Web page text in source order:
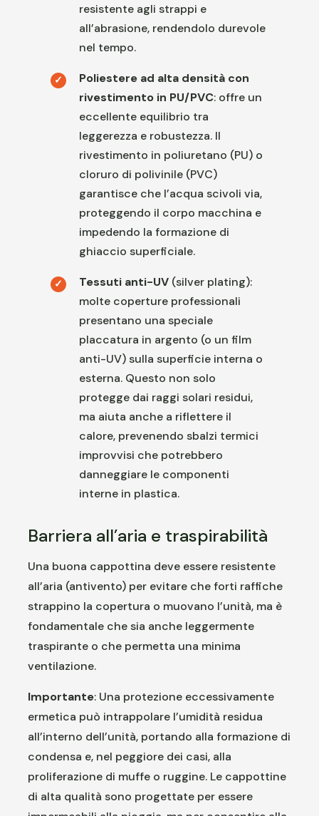
resistente agli strappi e
all’abrasione, rendendolo durevole
nel tempo.
Poliestere ad alta densità con
rivestimento in PU/PVC: offre un
eccellente equilibrio tra
leggerezza e robustezza. Il
rivestimento in poliuretano (PU) o
cloruro di polivinile (PVC)
garantisce che l’acqua scivoli via,
proteggendo il corpo macchina e
impedendo la formazione di
ghiaccio superficiale.
Tessuti anti-UV (silver plating):
molte coperture professionali
presentano una speciale
placcatura in argento (o un film
anti-UV) sulla superficie interna o
esterna. Questo non solo
protegge dai raggi solari residui,
ma aiuta anche a riflettere il
calore, prevenendo sbalzi termici
improvvisi che potrebbero
danneggiare le componenti
interne in plastica.
Barriera all’aria e traspirabilità
Una buona cappottina deve essere resistente
all’aria (antivento) per evitare che forti raffiche
strappino la copertura o muovano l’unità, ma è
fondamentale che sia anche leggermente
traspirante o che permetta una minima
ventilazione.
Importante: Una protezione eccessivamente
ermetica può intrappolare l’umidità residua
all’interno dell’unità, portando alla formazione di
condensa e, nel peggiore dei casi, alla
proliferazione di muffe o ruggine. Le cappottine
di alta qualità sono progettate per essere